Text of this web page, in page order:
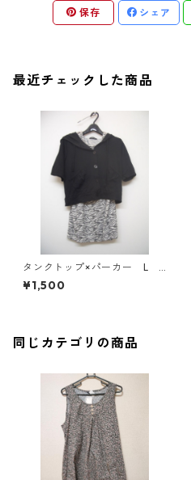
保存 シェア
最近チェックした商品
タンクトップ×パーカー L
ゼブラ×ブラック IY-4450
¥1,500
同じカテゴリの商品